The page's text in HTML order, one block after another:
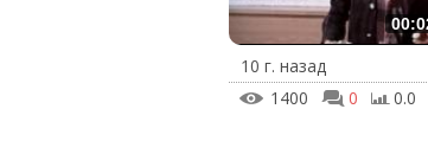
10 г. назад
1400
0 0.0